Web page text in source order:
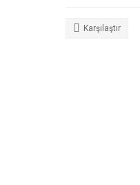
Karşılaştır